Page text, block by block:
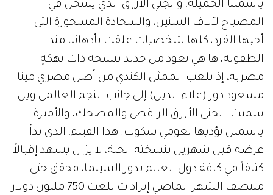
ياسمينا الجميلة، والجني الأزرق الذي يسجن في
المصباح لآلاف السنين، والسجادة المسحورة التي
أحبها القرد، كلها شخصيات علقت بأذهاننا منذ
الطفولة، ها هي تعود من جديد بنسخة ذات نهكةٍ
مصرية، إذ يلعب الممثل الكندي من أصل مصري مينا
مسعود دور (علاء الدين) إلى جانب النجم العالمي ويل
سميث، الجني الأزرق الراقص والمضحك، والأميرة
ياسمين تؤديها نعومي سكوت. هذا الفيلم، الذي بدأ
عرضه قبل شهرين بنسخته الحية، لا يزال يشهد إقبالاً
كثيفاً في كافة دول العالم بدور السينما، فحقق حتى
منتصف الشهر الماضي إيرادات بلغت 750 مليون دولار